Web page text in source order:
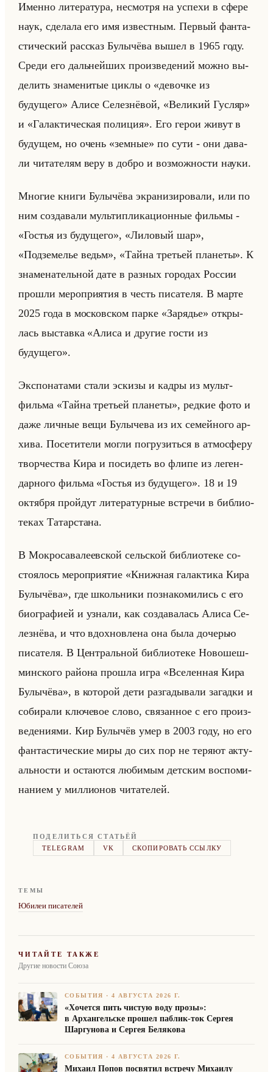
Имен­но ли­те­ра­ту­ра, несмот­ря на успе­хи в сфере
наук, сде­ла­ла его имя из­вест­ным. Пер­вый фан­та­
сти­че­ский рас­сказ Булы­чё­ва вышел в 1965 году.
Среди его дальнейших про­из­ве­де­ний можно вы­
де­лить зна­ме­ни­тые циклы о «девочке из
будущего» Алисе Се­лез­нё­вой, «Великий Гусляр»
и «Галактическая полиция». Его герои живут в
бу­ду­щем, но очень «земные» по сути - они да­ва­
ли чи­та­те­лям веру в добро и воз­мож­но­сти науки.
Мно­гие книги Булы­чё­ва экра­ни­зи­ро­ва­ли, или по
ним со­зда­ва­ли мульти­пли­ка­ци­он­ные фильмы -
«Гостья из будущего», «Лиловый шар»,
«Подземелье ведьм», «Тайна третьей планеты». К
зна­ме­на­тельной дате в раз­ных го­ро­дах Рос­сии
про­шли ме­ро­при­ятия в честь пи­са­те­ля. В марте
2025 года в мос­ков­ском парке «Зарядье» от­кры­
лась вы­став­ка «Алиса и другие гости из
будущего».
Экс­по­на­та­ми стали эс­ки­зы и кадры из мульт­
фильма «Тайна третьей планеты», ред­кие фото и
даже лич­ные вещи Булы­че­ва из их се­мейно­го ар­
хи­ва. По­се­ти­те­ли могли по­гру­зиться в ат­мо­сфе­ру
твор­че­ства Кира и по­си­деть во флипе из ле­ген­
дар­но­го фильма «Гостья из будущего». 18 и 19
ок­тяб­ря пройдут ли­те­ра­тур­ные встре­чи в биб­лио­
те­ках Та­тар­ста­на.
В Мок­ро­са­ва­ле­ев­ской сельской биб­лио­те­ке со­
сто­ялось ме­ро­при­ятие «Книжная галактика Кира
Булычёва», где школьни­ки по­зна­ко­ми­лись с его
био­гра­фи­ей и узна­ли, как со­зда­ва­лась Алиса Се­
лез­нё­ва, и что вдох­нов­ле­на она была до­че­рью
пи­са­те­ля. В Цен­тральной биб­лио­те­ке Но­во­шеш­
мин­ско­го райо­на про­шла игра «Вселенная Кира
Булычёва», в ко­то­рой дети раз­га­ды­ва­ли за­гад­ки и
со­би­ра­ли клю­че­вое слово, свя­зан­ное с его про­из­
ве­де­ни­ями. Кир Булы­чёв умер в 2003 году, но его
фан­та­сти­че­ские миры до сих пор не те­ря­ют ак­ту­
ально­сти и оста­ют­ся лю­би­мым дет­ским вос­по­ми­
на­ни­ем у мил­ли­онов чи­та­те­лей.
ПОДЕЛИТЬСЯ СТАТЬЁЙ
TELEGRAM
VK СКОПИРОВАТЬ ССЫЛКУ
ТЕМЫ
Юбилеи писателей
ЧИТАЙТЕ ТАКЖЕ
Другие новости Союза
СОБЫТИЯ ·4 АВГУСТА 2026 Г.
«Хочется пить чистую воду прозы»:
в Архангельске прошел паблик-ток Сергея
Шаргунова и Сергея Белякова
СОБЫТИЯ ·4 АВГУСТА 2026 Г.
Михаил Попов посвятил встречу Михаилу